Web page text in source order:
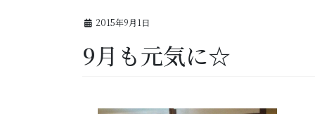
2015年9月1日
9月も元気に☆